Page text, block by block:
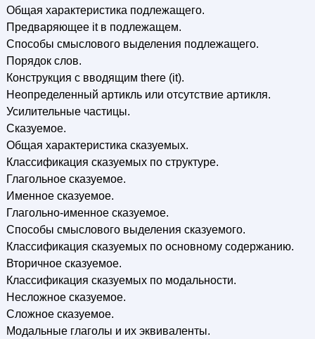
Общая характеристика подлежащего.
Предваряющее it в подлежащем.
Способы смыслового выделения подлежащего.
Порядок слов.
Конструкция с вводящим there (it).
Неопределенный артикль или отсутствие артикля.
Усилительные частицы.
Сказуемое.
Общая характеристика сказуемых.
Классификация сказуемых по структуре.
Глагольное сказуемое.
Именное сказуемое.
Глагольно-именное сказуемое.
Способы смыслового выделения сказуемого.
Классификация сказуемых по основному содержанию.
Вторичное сказуемое.
Классификация сказуемых по модальности.
Несложное сказуемое.
Сложное сказуемое.
Модальные глаголы и их эквиваленты.